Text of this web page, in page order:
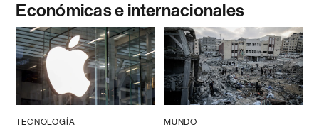
Económicas e internacionales
TECNOLOGÍA MUNDO